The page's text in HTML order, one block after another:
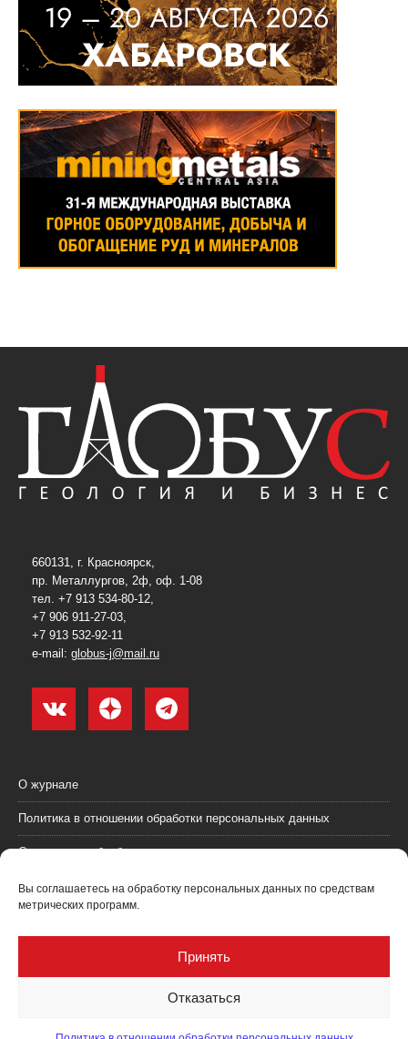
Вы соглашаетесь на обработку персональных данных по средствам
метрических программ.
Принять
Отказаться
660131, г. Красноярск,
пр. Металлургов, 2ф, оф. 1-08
тел. +7 913 534-80-12,
+7 906 911-27-03,
+7 913 532-92-11
e-mail: globus-j@mail.ru
О журнале
Политика в отношении обработки персональных данных
Согласие на обработку персональных данных
Пользовательское соглашение (оферта)